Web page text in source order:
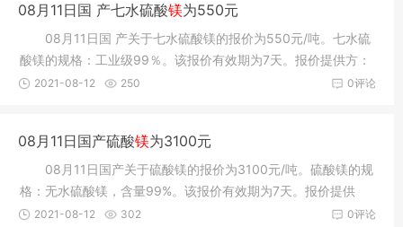
08月11日国 产七水硫酸镁为550元
08月11日国 产关于七水硫酸镁的报价为550元/吨。七水硫
酸镁的规格：工业级99％。该报价有效期为7天。报价提供方：
寿光市邦泽
0评论
2021-08-12 250
08月11日国产硫酸镁为3100元
08月11日国产关于硫酸镁的报价为3100元/吨。硫酸镁的规
格：无水硫酸镁，含量99%。该报价有效期为7天。报价提供
方：寿光市邦
0评论
2021-08-12 302